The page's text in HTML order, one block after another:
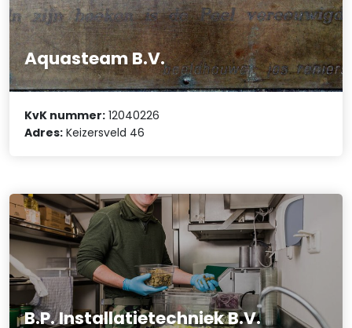
Aquasteam B.V.
KvK nummer: 12040226
Adres: Keizersveld 46
B.P. Installatietechniek B.V.